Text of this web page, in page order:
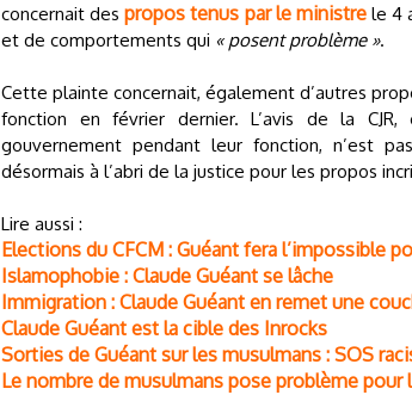
concernait despropos tenus par le ministrele 4
et de comportements qui « posent problème ».
Cette plainte concernait, également d’autres
fonction en février dernier. L’avis de la
gouvernement pendant leur fonction, n’est
désormais à l’abri de la justice pour les propos
Lire aussi :
Elections du CFCM : Guéant fera l’impossible
Islamophobie : Claude Guéant se lâche
Immigration : Claude Guéant en remet une
Claude Guéant est la cible des Inrocks
Sorties de Guéant sur les musulmans : SOS
Le nombre de musulmans pose problème pour